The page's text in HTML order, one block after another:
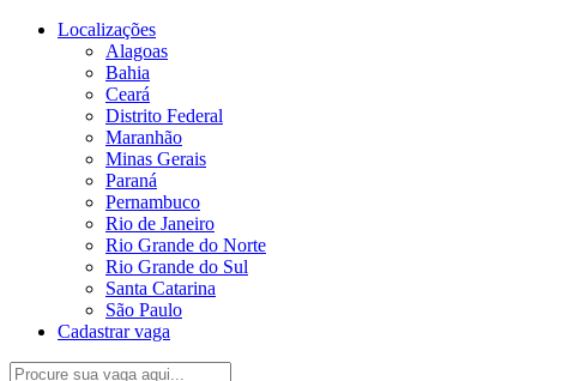
Localizações
Alagoas
Bahia
Ceará
Distrito Federal
Maranhão
Minas Gerais
Paraná
Pernambuco
Rio de Janeiro
Rio Grande do Norte
Rio Grande do Sul
Santa Catarina
São Paulo
Cadastrar vaga